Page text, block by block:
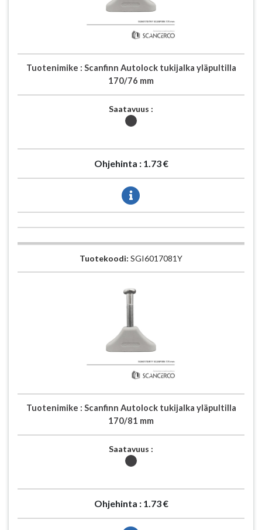
Tuotenimike : Scanfinn Autolock tukijalka yläpultilla
170/76 mm
Saatavuus :
Ohjehinta : 1.73 €
Tuotekoodi: SGI6017081Y
Tuotenimike : Scanfinn Autolock tukijalka yläpultilla
170/81 mm
Saatavuus :
Ohjehinta : 1.73 €